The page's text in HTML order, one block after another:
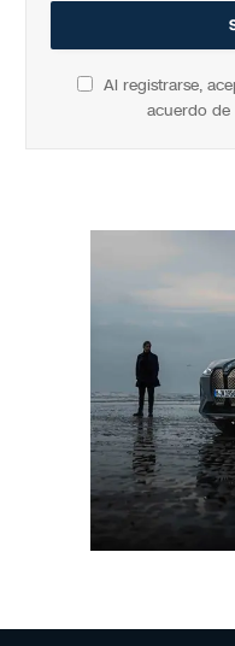
Al registrarse,
acuerdo de